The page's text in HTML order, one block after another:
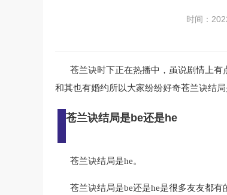
时间：
苍兰诀时下正在热播中，虽说剧情上
和其也有婚约所以大家纷纷好奇苍兰诀结
苍兰诀结局是be还是he
苍兰诀结局是he。
苍兰诀结局是be还是he是很多友友都